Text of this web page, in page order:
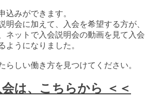
込みができます。
明会に加えて、入会を希望する方が、
ネットで入会説明会の動画を見て入会
ようになりました。
らしい働き方を見つけてください。
会は、こちらから ＜＜